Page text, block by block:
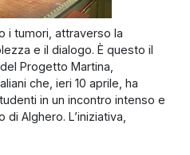
i tumori, attraverso la
e il dialogo. È questo il
Progetto Martina,
che, ieri 10 aprile, ha
in un incontro intenso e
Alghero. L’iniziativa,